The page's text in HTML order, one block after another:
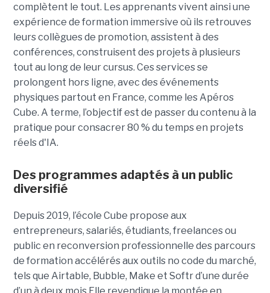
complètent le tout. Les apprenants vivent ainsi une
expérience de formation immersive où ils retrouves
leurs collègues de promotion, assistent à des
conférences, construisent des projets à plusieurs
tout au long de leur cursus. Ces services se
prolongent hors ligne, avec des événements
physiques partout en France, comme les Apéros
Cube. A terme, l’objectif est de passer du contenu à la
pratique pour consacrer 80 % du temps en projets
réels d'IA.
Des programmes adaptés à un public
diversifié
Depuis 2019, l’école Cube propose aux
entrepreneurs, salariés, étudiants, freelances ou
public en reconversion professionnelle des parcours
de formation accélérés aux outils no code du marché,
tels que Airtable, Bubble, Make et Softr d’une durée